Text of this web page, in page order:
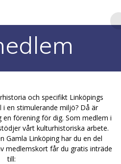
innehåll
och specifikt Linköpings
en stimulerande miljö? Då är
en förening för dig. Som medlem i
vårt kulturhistoriska arbete.
Gamla Linköping har du en del
medlemskort får du gratis inträde
till: